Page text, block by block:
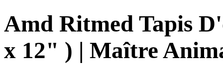
Amd Ritmed Tapis
x 12" ) | Maître